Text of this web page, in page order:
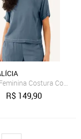
Costura
R$ 149,90